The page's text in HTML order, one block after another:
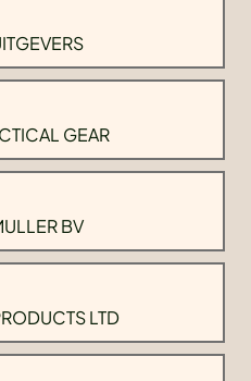
GEAR
BV
LTD